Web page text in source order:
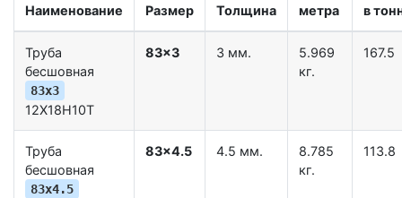
Наименование Размер Толщина
метра
в
Труба
бесшовная
83x3
12Х18Н10Т
83x3 3 мм.
5.969
кг.
167.5
Труба
бесшовная
83x4.5
83x4.5 4.5 мм.
8.785
кг.
113.8